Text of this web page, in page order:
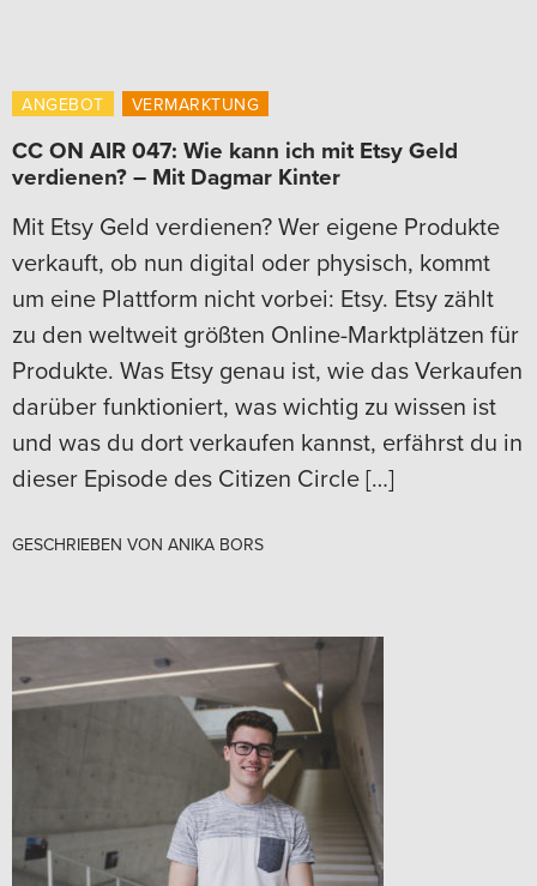
ANGEBOT VERMARKTUNG
CC ON AIR 047: Wie kann ich mit Etsy Geld
verdienen? – Mit Dagmar Kinter
Mit Etsy Geld verdienen? Wer eigene Produkte
verkauft, ob nun digital oder physisch, kommt
um eine Plattform nicht vorbei: Etsy. Etsy zählt
zu den weltweit größten Online-Marktplätzen für
Produkte. Was Etsy genau ist, wie das Verkaufen
darüber funktioniert, was wichtig zu wissen ist
und was du dort verkaufen kannst, erfährst du in
dieser Episode des Citizen Circle […]
GESCHRIEBEN VON ANIKA BORS